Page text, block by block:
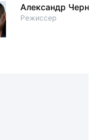
Александр Черных
Режиссер